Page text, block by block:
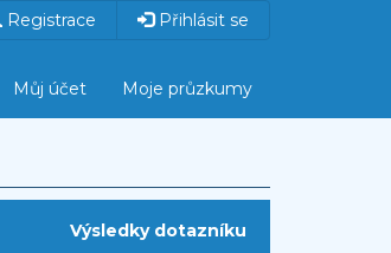
Registrace Přihlásit se
Můj účet Moje průzkumy
Výsledky dotazníku